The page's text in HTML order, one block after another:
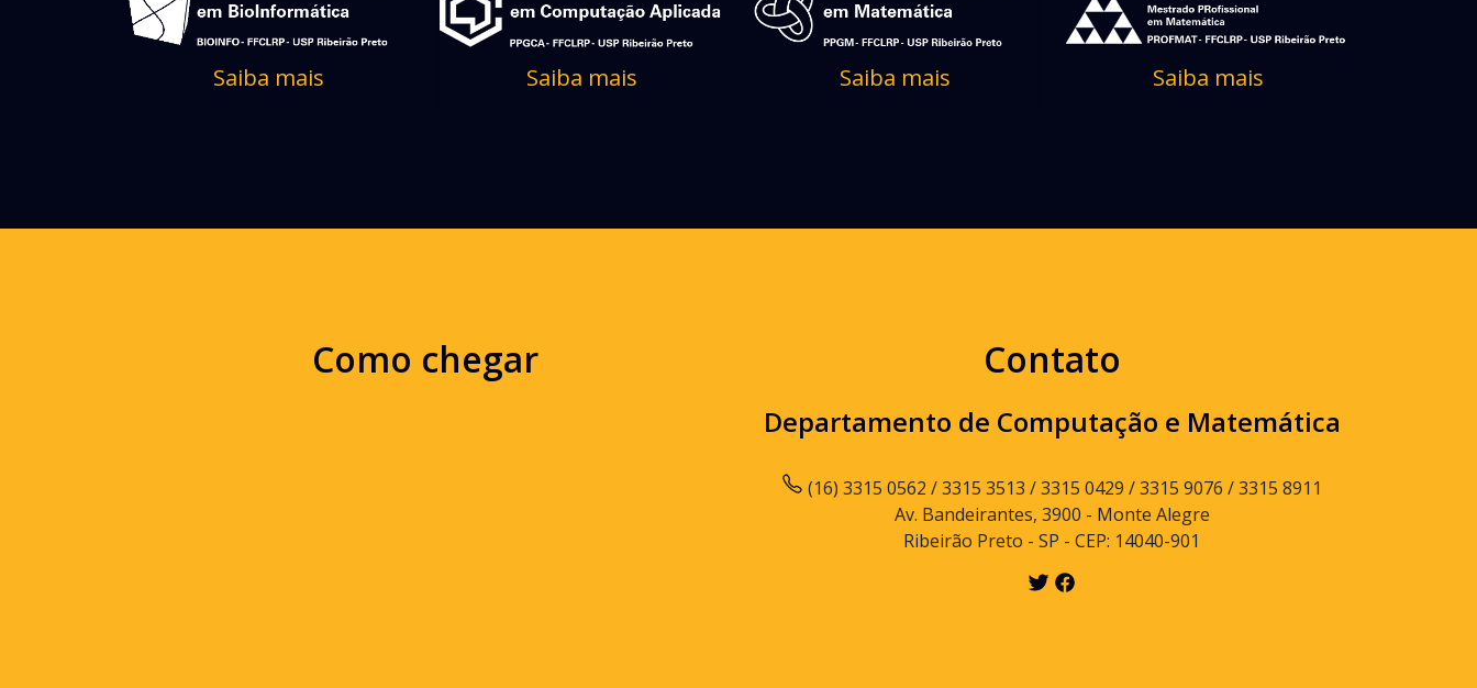
Saiba mais Saiba mais Saiba mais Saiba mais
Como chegar Contato
Departamento de Computação e Matemática
(16) 3315 0562 / 3315 3513 / 3315 0429 / 3315 9076 / 3315 8911
Av. Bandeirantes, 3900 - Monte Alegre
Ribeirão Preto - SP - CEP: 14040-901